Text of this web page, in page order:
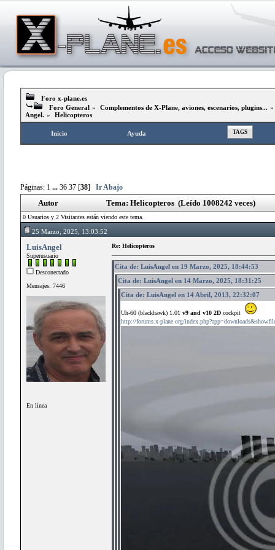
Foro x-plane.es
Foro General » Complementos de X-Plane, aviones, escenarios, plugins... »
Angel. » Helicopteros
Inicio Ayuda TAGS
Páginas: 1 ... 36 37 [38] Ir Abajo
Autor Tema: Helicopteros (Leído 1008242 veces)
0 Usuarios y 2 Visitantes están viendo este tema.
25 Marzo, 2025, 13:03:52
LuisAngel
Superusuario
Desconectado
Mensajes: 7446
En línea
Re: Helicopteros
Cita de: LuisAngel en 19 Marzo, 2025, 18:44:53
Cita de: LuisAngel en 14 Marzo, 2025, 18:31:25
Cita de: LuisAngel en 14 Abril, 2013, 22:32:07
Uh-60 (blackhawk) 1.01 v9 and v10 2D cockpit
http://forums.x-plane.org/